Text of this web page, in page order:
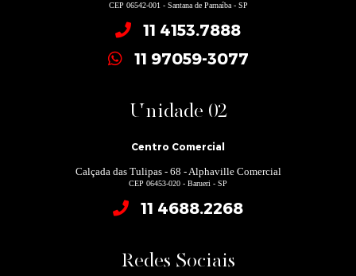
CEP 06542-001 - Santana de Parnaíba - SP
11 4153.7888
11 97059-3077
Unidade 02
Centro Comercial
Calçada das Tulipas - 68 - Alphaville Comercial
CEP 06453-020 - Barueri - SP
11 4688.2268
Redes Sociais